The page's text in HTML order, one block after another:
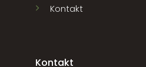
Kontakt
Kontakt